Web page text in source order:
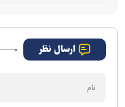
ارسال نظر